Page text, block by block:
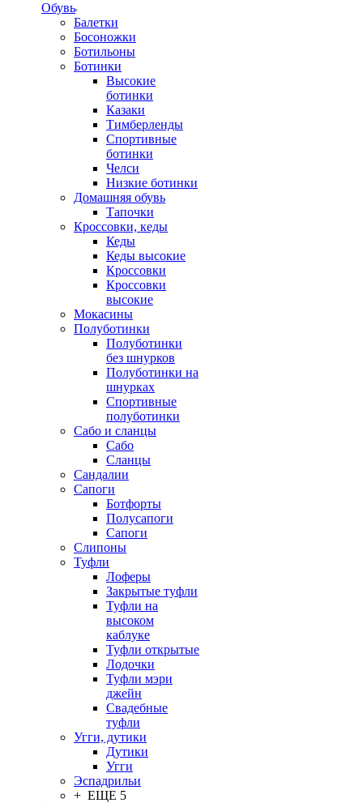
Обувь
Балетки
Босоножки
Ботильоны
Ботинки
Высокие
ботинки
Казаки
Тимберленды
Спортивные
ботинки
Челси
Низкие ботинки
Домашняя обувь
Тапочки
Кроссовки, кеды
Кеды
Кеды высокие
Кроссовки
Кроссовки
высокие
Мокасины
Полуботинки
Полуботинки
без шнурков
Полуботинки на
шнурках
Спортивные
полуботинки
Сабо и сланцы
Сабо
Сланцы
Сандалии
Сапоги
Ботфорты
Полусапоги
Сапоги
Слипоны
Туфли
Лоферы
Закрытые туфли
Туфли на
высоком
каблуке
Туфли открытые
Лодочки
Туфли мэри
джейн
Свадебные
туфли
Угги, дутики
Дутики
Угги
Эспадрильи
+ ЕЩЕ 5